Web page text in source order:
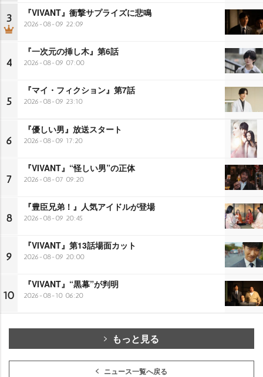
3 『VIVANT』衝撃サプライズに悲鳴
2026-08-09 22:09
4
『一次元の挿し木』第6話
2026-08-09 07:00
5
『マイ・フィクション』第7話
2026-08-09 23:10
6
『優しい男』放送スタート
2026-08-09 17:20
7
『VIVANT』“怪しい男”の正体
2026-08-07 09:20
8
『豊臣兄弟！』人気アイドルが登場
2026-08-09 20:45
9
『VIVANT』第13話場面カット
2026-08-09 20:00
10
『VIVANT』“黒幕”が判明
2026-08-10 06:20
もっと見る
ニュース一覧へ戻る